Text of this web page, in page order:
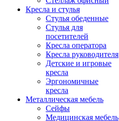
Кресла и стулья
Стулья обеденные
Стулья для
посетителей
Кресла оператора
Кресла руководителя
Детские и игровые
кресла
Эргономичные
кресла
Металлическая мебель
Сейфы
Медицинская мебель